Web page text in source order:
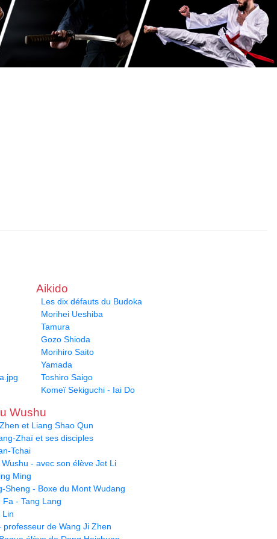
Aikido
Les dix défauts du Budoka
Morihei Ueshiba
Tamura
Gozo Shioda
Morihiro Saito
Yamada
Toshiro Saigo
Komeï Sekiguchi - Iai Do
Wushu
et Liang Shao Qun
Zhaï et ses disciples
Tchai
- avec son élève Jet Li
Ming
Sheng - Boxe du Mont Wudang
Fa - Tang Lang
Lin
professeur de Wang Ji Zhen